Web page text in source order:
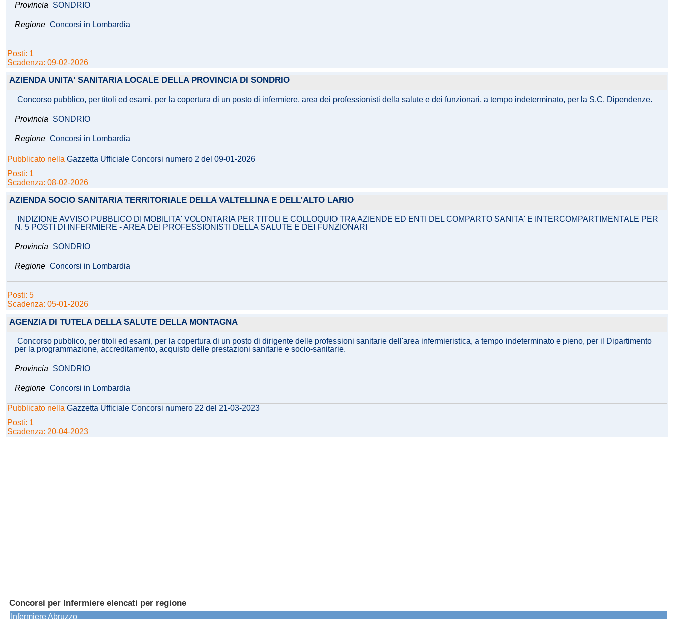
Provincia SONDRIO
Regione Concorsi in Lombardia
Posti: 1
Scadenza: 09-02-2026
AZIENDA UNITA' SANITARIA LOCALE DELLA PROVINCIA DI SONDRIO
Concorso pubblico, per titoli ed esami, per la copertura di un posto di infermiere, area dei professionisti della salute e dei funzionari, a tempo indeterminato, per la S.C. Dipendenze.
Provincia SONDRIO
Regione Concorsi in Lombardia
Pubblicato nella Gazzetta Ufficiale Concorsi numero 2 del 09-01-2026
Posti: 1
Scadenza: 08-02-2026
AZIENDA SOCIO SANITARIA TERRITORIALE DELLA VALTELLINA E DELL'ALTO LARIO
INDIZIONE AVVISO PUBBLICO DI MOBILITA' VOLONTARIA PER TITOLI E COLLOQUIO TRA AZIENDE ED ENTI DEL COMPARTO SANITA' E INTERCOMPARTIMENTALE PER
N. 5 POSTI DI INFERMIERE - AREA DEI PROFESSIONISTI DELLA SALUTE E DEI FUNZIONARI
Provincia SONDRIO
Regione Concorsi in Lombardia
Posti: 5
Scadenza: 05-01-2026
AGENZIA DI TUTELA DELLA SALUTE DELLA MONTAGNA
Concorso pubblico, per titoli ed esami, per la copertura di un posto di dirigente delle professioni sanitarie dell'area infermieristica, a tempo indeterminato e pieno, per il Dipartimento
per la programmazione, accreditamento, acquisto delle prestazioni sanitarie e socio-sanitarie.
Provincia SONDRIO
Regione Concorsi in Lombardia
Pubblicato nella Gazzetta Ufficiale Concorsi numero 22 del 21-03-2023
Posti: 1
Scadenza: 20-04-2023
Concorsi per Infermiere elencati per regione
Infermiere Abruzzo